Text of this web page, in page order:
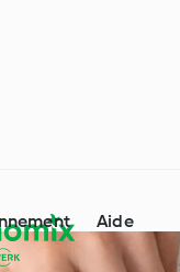
Aide